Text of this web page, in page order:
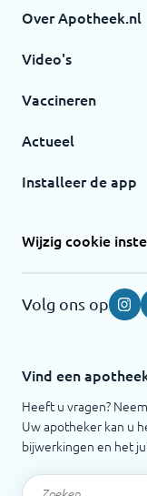
Over Apotheek.nl
Video's
Vaccineren
Actueel
Installeer de app
Wijzig cookie
Volg ons op
Vind een
Heeft u vragen?
Uw apotheker kan u
bijwerkingen en het